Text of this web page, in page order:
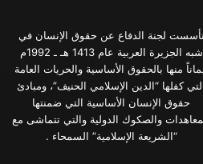
لجنة الدفاع عن حقوق الإنسان في
شبه الجزيرة العربية عام 1413 هـ ـ 1992م
منها بالحقوق الأساسية والحريات العامة
كفلها “الدين الإسلامي الحنيف”، ومبادئ
حقوق الإنسان الأساسية التي ضمنتها
والصكوك الدولية والتي تتماشى مع
“الشريعة الإسلامية” السمحاء .